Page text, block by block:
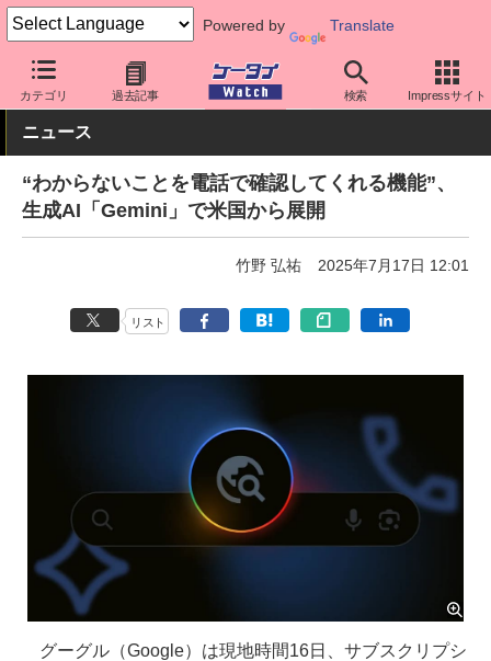
Powered by Translate
カテゴリ 過去記事 検索 Impressサイト
ケータイ Watch アプリ・サービス AI
ニュース
“わからないことを電話で確認してくれる機能”、
生成AI「Gemini」で米国から展開
竹野 弘祐 2025年7月17日 12:01
リスト
グーグル（Google）は現地時間16日、サブスクリプシ